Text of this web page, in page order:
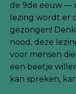
de 9de eeuw —
lezing wordt er
gezongen!
nood, deze
voor mensen
een beetje
kan spreken,